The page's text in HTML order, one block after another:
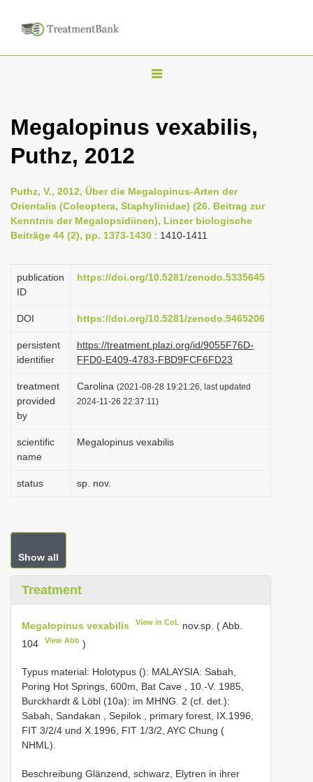
T
g
n
a
v
g
o
n
Megalopinus vexabilis,
Puthz, 2012
Puthz, V., 2012, Über die Megalopinus-Arten der
Orientalis (Coleoptera, Staphylinidae) (26. Beitrag zur
Kenntnis der Megalopsidiinen), Linzer biologische
Beiträge 44 (2), pp. 1373-1430 : 1410-1411
publication
ID
https://doi.org/10.5281/zenodo.5335645
DOI https://doi.org/10.5281/zenodo.5465206
persistent
identifier
https://treatment.plazi.org/id/9055F76D-
FFD0-E409-4783-FBD9FCF6FD23
treatment
provided
by
Carolina (2021-08-28 19:21:26, last updated
2024-11-26 22:37:11)
scientific
name
Megalopinus vexabilis
status sp. nov.
Show all
Treatment
Megalopinus vexabilis View in CoL nov.sp. ( Abb.
104
View Abb )
Typus material: Holotypus (): MALAYSIA: Sabah,
Poring Hot Springs, 600m, Bat Cave , 10.-V. 1985,
Burckhardt & Löbl (10a): im MHNG. 2 (cf. det.):
Sabah, Sandakan , Sepilok , primary forest, IX.1996,
FIT 3/2/4 und X.1996, FIT 1/3/2, AYC Chung (
NHML).
Beschreibung Glänzend, schwarz, Elytren in ihrer